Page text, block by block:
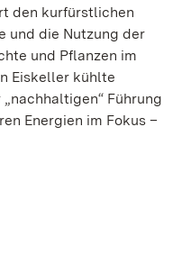
den kurfürstlichen
und die Nutzung der
und Pflanzen im
Eiskeller kühlte
Führung
Energien im Fokus –